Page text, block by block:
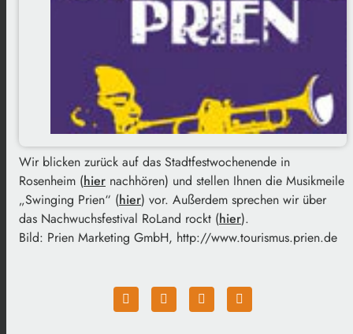
Wir blicken zurück auf das Stadtfestwochenende in
Rosenheim (hier nachhören) und stellen Ihnen die Musikmeile
„Swinging Prien“ (hier) vor. Außerdem sprechen wir über
das Nachwuchsfestival RoLand rockt (hier).
Bild: Prien Marketing GmbH, http://www.tourismus.prien.de